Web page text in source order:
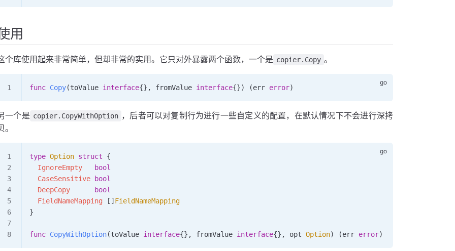
用
个库使用起来非常简单，但却非常的实用。它只对外暴露两个函数，一个是 copier.Copy 。
func Copy(toValue interface{}, fromValue interface{}) (err error)
一个是 copier.CopyWithOption ，后者可以对复制行为进行一些自定义的配置，在默认情况下不会进行深拷
。
type Option struct {
  IgnoreEmpty
   bool
  CaseSensitive
bool
  DeepCopy
      bool
  FieldNameMapping
[]FieldNameMapping
}
func CopyWithOption(toValue interface{}, fromValue interface{}, opt Option) (err error)